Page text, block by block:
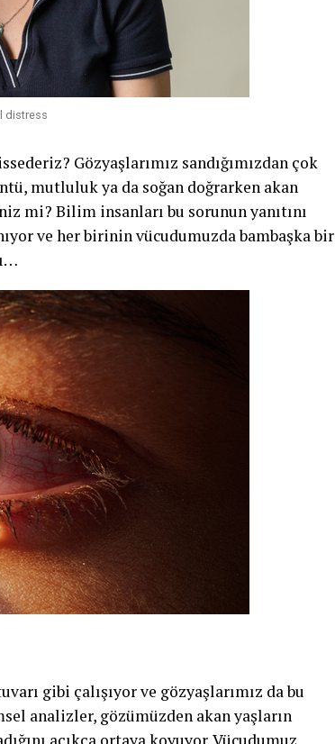
distress
Gözyaşlarımız sandığımızdan çok
mutluluk ya da soğan doğrarken akan
mi? Bilim insanları bu sorunun yanıtını
ve her birinin vücudumuzda bambaşka bir
gibi çalışıyor ve gözyaşlarımız da bu
analizler, gözümüzden akan yaşların